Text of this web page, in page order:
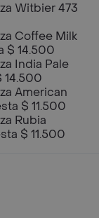
Witbier 473
Coffee Milk
$ 14.500
India Pale
14.500
American
$ 11.500
Rubia
$ 11.500